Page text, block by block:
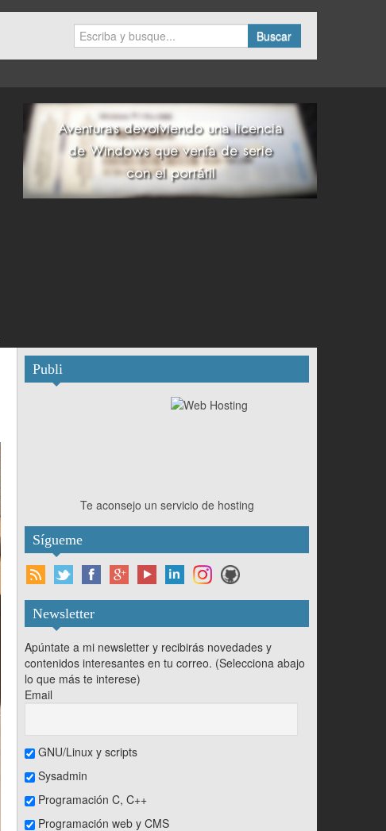
Buscar
Publi
Te aconsejo un servicio de hosting
Sígueme
Newsletter
Apúntate a mi newsletter y recibirás novedades y
contenidos interesantes en tu correo. (Selecciona abajo
lo que más te interese)
Email
GNU/Linux y scripts
Sysadmin
Programación C, C++
Programación web y CMS